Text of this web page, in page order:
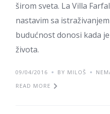
širom sveta. La Villa
nastavim sa
budućnost donosi kada
života.
09/04/2016 BY MILOŠ
READ MORE